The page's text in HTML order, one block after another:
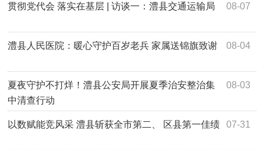
08-07
贯彻党代会 落实在基层 | 访谈一：澧县交通运输局
08-04
澧县人民医院：暖心守护百岁老兵 家属送锦旗致谢
08-03
夏夜守护不打烊！澧县公安局开展夏季治安整治集
中清查行动
07-31
以数赋能竞风采 澧县斩获全市第二、 区县第一佳绩